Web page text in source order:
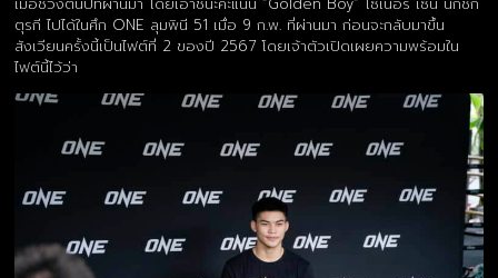
ตุรกี ไปได้ในศึก ONE ลุมพินี 51 เมื่อ 9 ก.พ. ที่ผ่านมา ก่อนจะกลับมาขึ้น
สังเวียนครั้งนี้เป็นไฟต์ที่ 2 ของปี 2567 โดยเจ้าตัวเปิดเผยความพร้อมใน
ไฟต์นี้ไว้ว่า